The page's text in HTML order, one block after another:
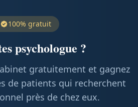
100% gratuit
psychologue ?
gratuitement et gagnez
de patients qui recherchent
près de chez eux.